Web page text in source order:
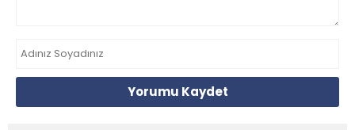
Yorumu Kaydet